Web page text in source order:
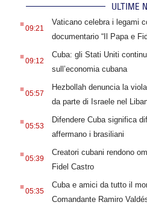
ULTIME
.09:21
Vaticano celebra i legami
documentario “Il Papa e
.09:12
Cuba: gli Stati Uniti
sull’economia cubana
.05:57
Hezbollah denuncia la
da parte di Israele nel
.05:53
Difendere Cuba significa
affermano i brasiliani
.05:39
Creatori cubani rendono
Fidel Castro
.05:35
Cuba e amici da tutto il
Comandante Ramiro